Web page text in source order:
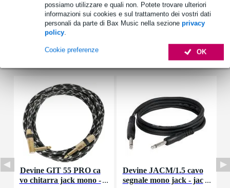
possiamo utilizzare e quali non. Potete trovare ulteriori
informazioni sui cookies e sul trattamento dei vostri dati
personali da parte di Bax Music nella sezione privacy
policy.
OK
Cookie preferenze
Devine GIT 55 PRO ca
vo chitarra jack mono -
Devine JACM/1.5 cavo
segnale mono jack - jac